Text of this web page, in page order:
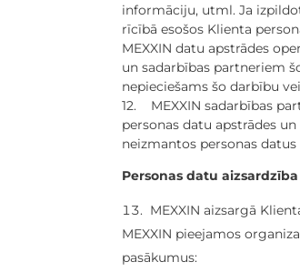
informāciju, utml. Ja
rīcībā esošos Klienta
MEXXIN datu apstrādes
un sadarbības partneriem
nepieciešams šo darbību
12. MEXXIN sadarbības
personas datu apstrādes
neizmantos personas
Personas datu aizsardzība
MEXXIN aizsargā
MEXXIN pieejamos
pasākumus: